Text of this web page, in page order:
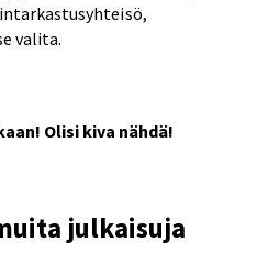
valita.
Olisi kiva nähdä!
julkaisuja